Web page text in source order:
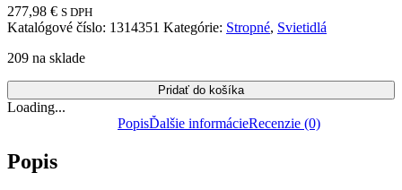
277,98 € S DPH
Katalógové číslo: 1314351 Kategórie: Stropné, Svietidlá
209 na sklade
Pridať do košíka
Loading...
PopisĎalšie informácieRecenzie (0)
Popis